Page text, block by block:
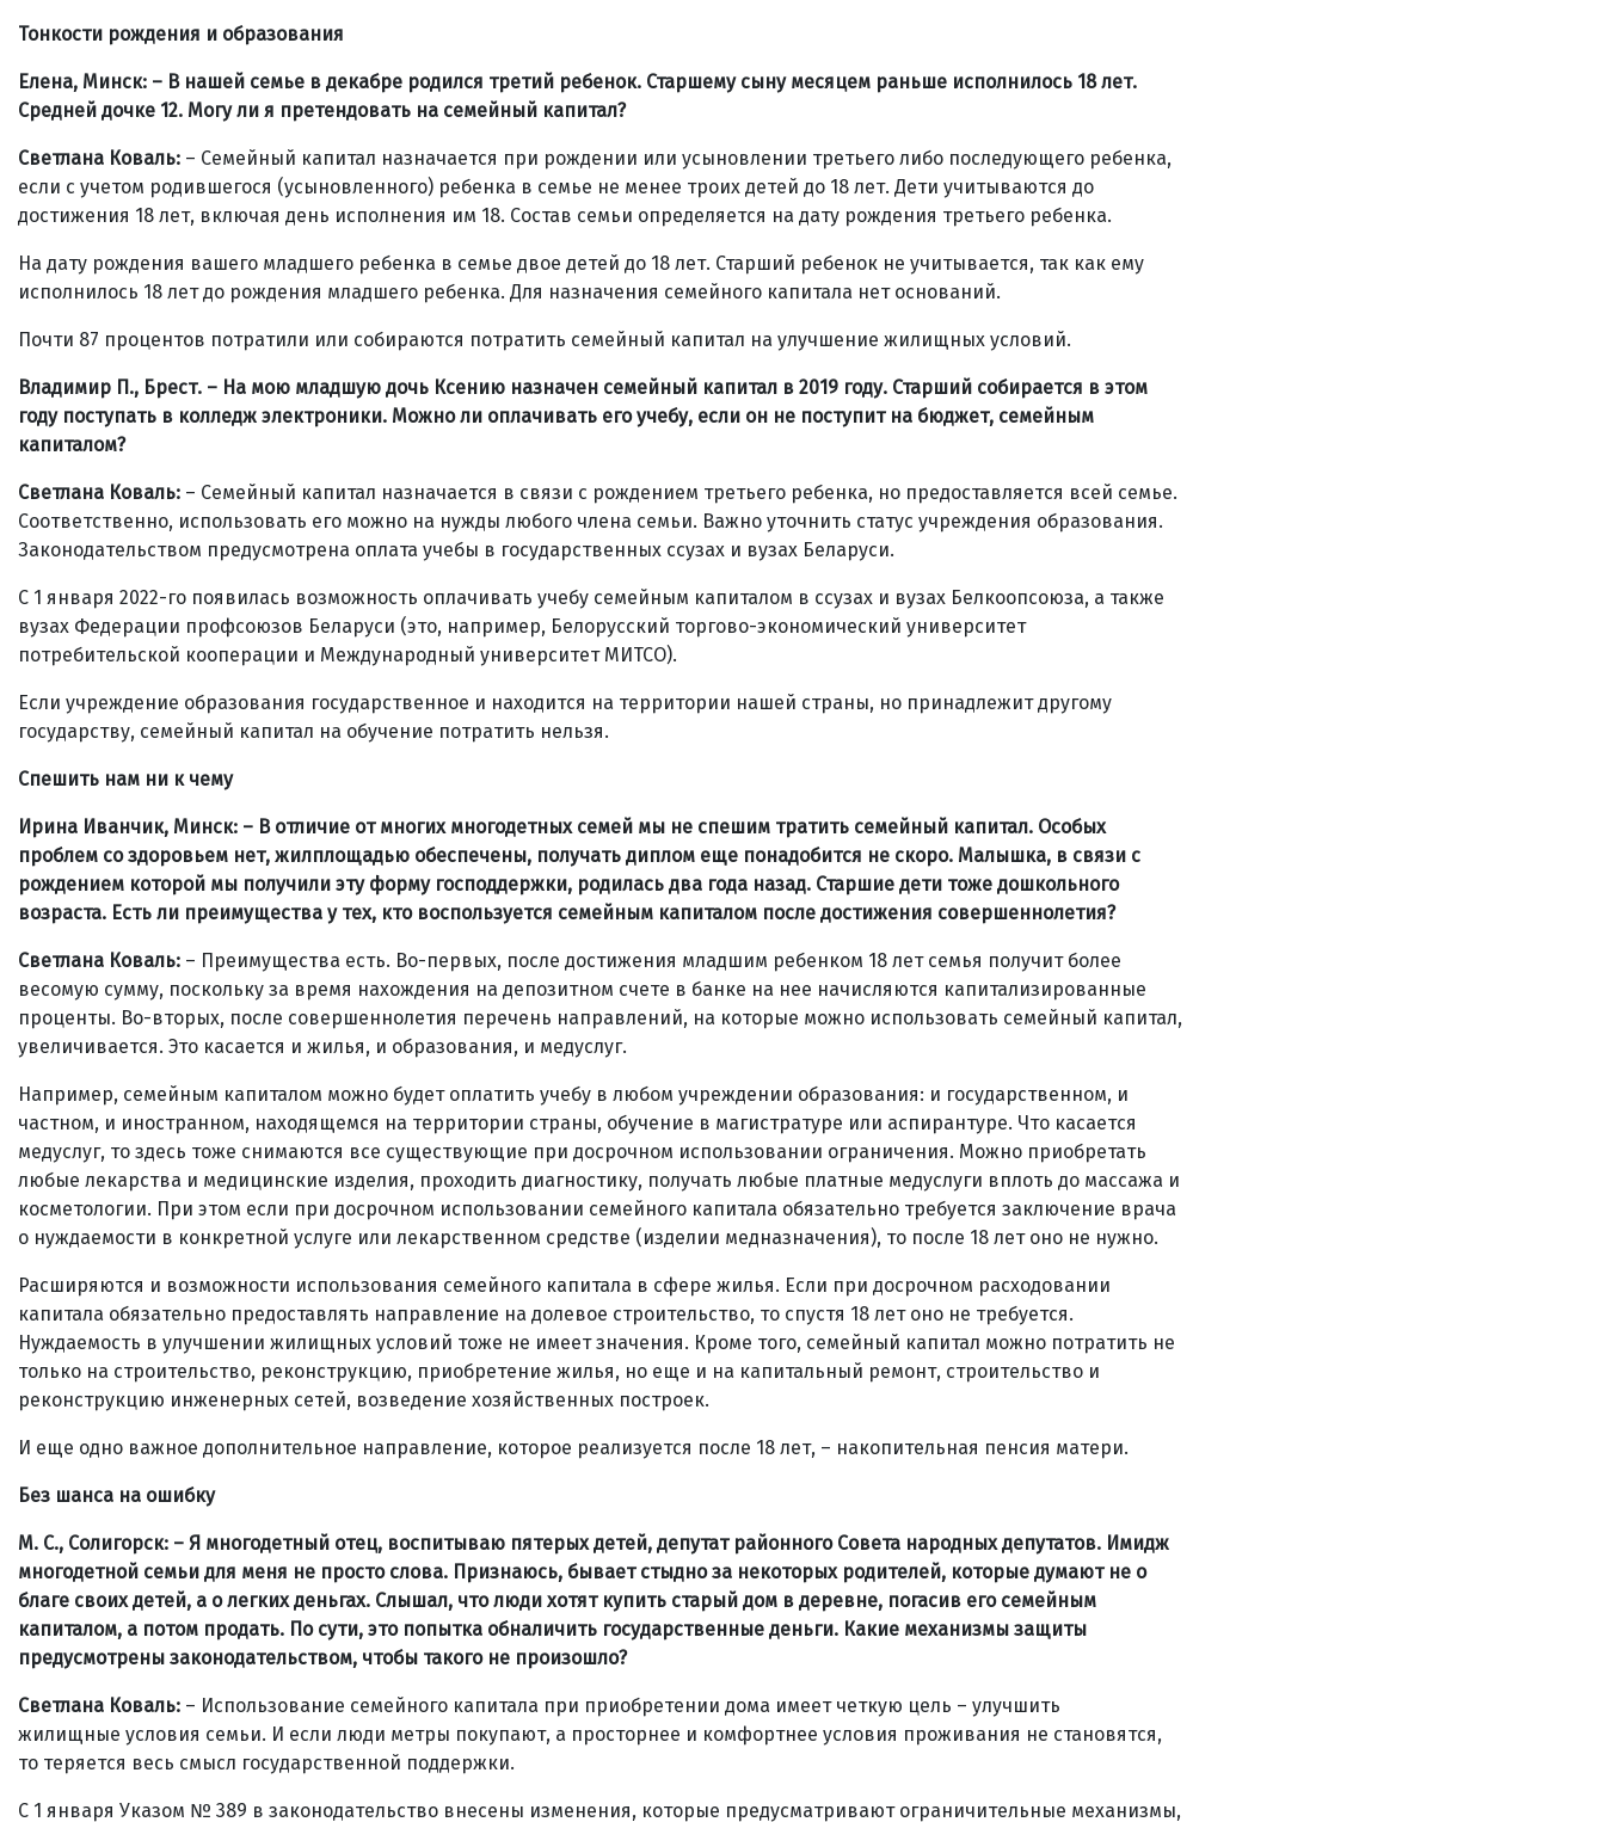
Тонкости рождения и образования
Елена, Минск: – В нашей семье в декабре родился третий ребенок. Старшему сыну месяцем раньше исполнилось 18 лет.
Средней дочке 12. Могу ли я претендовать на семейный капитал?
Светлана Коваль: – Семейный капитал назначается при рождении или усыновлении третьего либо последующего ребенка,
если с учетом родившегося (усыновленного) ребенка в семье не менее троих детей до 18 лет. Дети учитываются до
достижения 18 лет, включая день исполнения им 18. Состав семьи определяется на дату рождения третьего ребенка.
На дату рождения вашего младшего ребенка в семье двое детей до 18 лет. Старший ребенок не учитывается, так как ему
исполнилось 18 лет до рождения младшего ребенка. Для назначения семейного капитала нет оснований.
Почти 87 процентов потратили или собираются потратить семейный капитал на улучшение жилищных условий.
Владимир П., Брест. – На мою младшую дочь Ксению назначен семейный капитал в 2019 году. Старший собирается в этом
году поступать в колледж электроники. Можно ли оплачивать его учебу, если он не поступит на бюджет, семейным
капиталом?
Светлана Коваль: – Семейный капитал назначается в связи с рождением третьего ребенка, но предоставляется всей семье.
Соответственно, использовать его можно на нужды любого члена семьи. Важно уточнить статус учреждения образования.
Законодательством предусмотрена оплата учебы в государственных ссузах и вузах Беларуси.
С 1 января 2022-го появилась возможность оплачивать учебу семейным капиталом в ссузах и вузах Белкоопсоюза, а также
вузах Федерации профсоюзов Беларуси (это, например, Белорусский торгово-экономический университет
потребительской кооперации и Международный университет МИТСО).
Если учреждение образования государственное и находится на территории нашей страны, но принадлежит другому
государству, семейный капитал на обучение потратить нельзя.
Спешить нам ни к чему
Ирина Иванчик, Минск: – В отличие от многих многодетных семей мы не спешим тратить семейный капитал. Особых
проблем со здоровьем нет, жилплощадью обеспечены, получать диплом еще понадобится не скоро. Малышка, в связи с
рождением которой мы получили эту форму господдержки, родилась два года назад. Старшие дети тоже дошкольного
возраста. Есть ли преимущества у тех, кто воспользуется семейным капиталом после достижения совершеннолетия?
Светлана Коваль: – Преимущества есть. Во-первых, после достижения младшим ребенком 18 лет семья получит более
весомую сумму, поскольку за время нахождения на депозитном счете в банке на нее начисляются капитализированные
проценты. Во-вторых, после совершеннолетия перечень направлений, на которые можно использовать семейный капитал,
увеличивается. Это касается и жилья, и образования, и медуслуг.
Например, семейным капиталом можно будет оплатить учебу в любом учреждении образования: и государственном, и
частном, и иностранном, находящемся на территории страны, обучение в магистратуре или аспирантуре. Что касается
медуслуг, то здесь тоже снимаются все существующие при досрочном использовании ограничения. Можно приобретать
любые лекарства и медицинские изделия, проходить диагностику, получать любые платные медуслуги вплоть до массажа и
косметологии. При этом если при досрочном использовании семейного капитала обязательно требуется заключение врача
о нуждаемости в конкретной услуге или лекарственном средстве (изделии медназначения), то после 18 лет оно не нужно.
Расширяются и возможности использования семейного капитала в сфере жилья. Если при досрочном расходовании
капитала обязательно предоставлять направление на долевое строительство, то спустя 18 лет оно не требуется.
Нуждаемость в улучшении жилищных условий тоже не имеет значения. Кроме того, семейный капитал можно потратить не
только на строительство, реконструкцию, приобретение жилья, но еще и на капитальный ремонт, строительство и
реконструкцию инженерных сетей, возведение хозяйственных построек.
И еще одно важное дополнительное направление, которое реализуется после 18 лет, – накопительная пенсия матери.
Без шанса на ошибку
М. С., Солигорск: – Я многодетный отец, воспитываю пятерых детей, депутат районного Совета народных депутатов. Имидж
многодетной семьи для меня не просто слова. Признаюсь, бывает стыдно за некоторых родителей, которые думают не о
благе своих детей, а о легких деньгах. Слышал, что люди хотят купить старый дом в деревне, погасив его семейным
капиталом, а потом продать. По сути, это попытка обналичить государственные деньги. Какие механизмы защиты
предусмотрены законодательством, чтобы такого не произошло?
Светлана Коваль: – Использование семейного капитала при приобретении дома имеет четкую цель – улучшить
жилищные условия семьи. И если люди метры покупают, а просторнее и комфортнее условия проживания не становятся,
то теряется весь смысл государственной поддержки.
С 1 января Указом № 389 в законодательство внесены изменения, которые предусматривают ограничительные механизмы,